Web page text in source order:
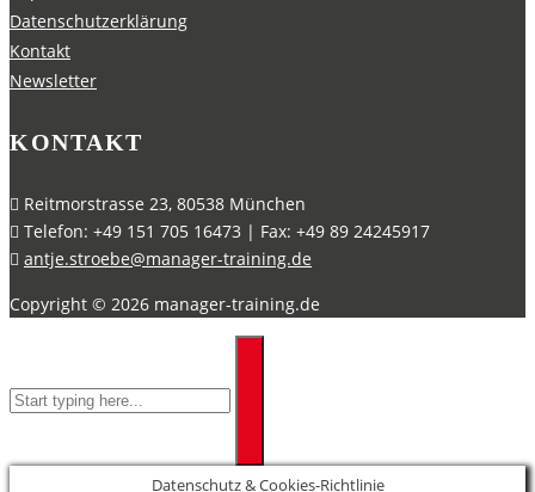
Datenschutzerklärung
Kontakt
Newsletter
KONTAKT
Reitmorstrasse 23, 80538 München
Telefon: +49 151 705 16473 | Fax: +49 89 24245917
antje.stroebe@manager-training.de
Copyright © 2026 manager-training.de
Datenschutz & Cookies-Richtlinie